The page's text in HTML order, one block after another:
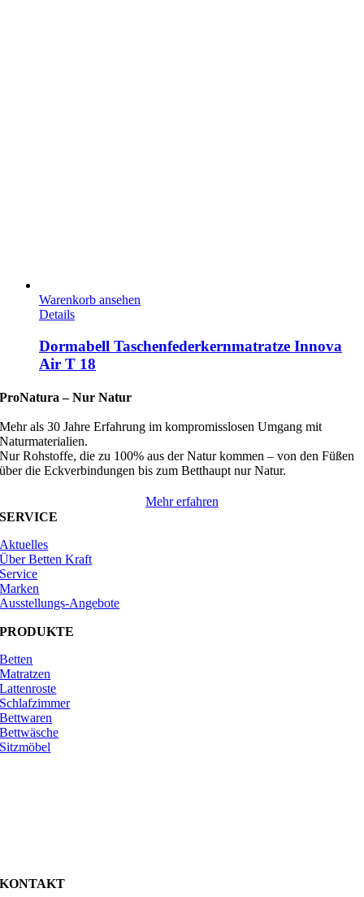
Warenkorb ansehen
Details
Dormabell Taschenfederkernmatratze Innova
Air T 18
ProNatura –Nur Natur
Mehr als 30 Jahre Erfahrung im kompromisslosen Umgang mit
Naturmaterialien.
Nur Rohstoffe, die zu 100% aus der Natur kommen – von den Füßen
über die Eckverbindungen bis zum Betthaupt nur Natur.
Mehr erfahren
SERVICE
Aktuelles
Über Betten Kraft
Service
Marken
Ausstellungs-Angebote
PRODUKTE
Betten
Matratzen
Lattenroste
Schlafzimmer
Bettwaren
Bettwäsche
Sitzmöbel
KONTAKT